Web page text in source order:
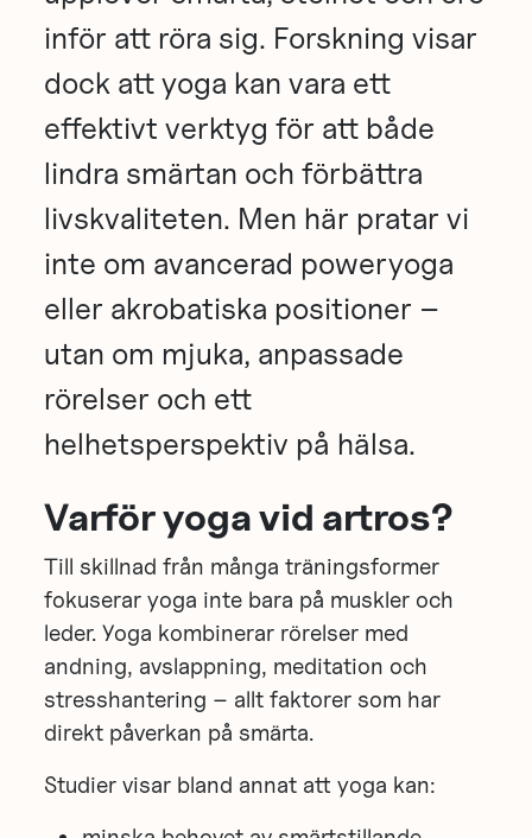
inför att röra sig. Forskning visar
dock att yoga kan vara ett
effektivt verktyg för att både
lindra smärtan och förbättra
livskvaliteten. Men här pratar vi
inte om avancerad poweryoga
eller akrobatiska positioner –
utan om mjuka, anpassade
rörelser och ett
helhetsperspektiv på hälsa.
Varför yoga vid artros?
Till skillnad från många träningsformer
fokuserar yoga inte bara på muskler och
leder. Yoga kombinerar rörelser med
andning, avslappning, meditation och
stresshantering – allt faktorer som har
direkt påverkan på smärta.
Studier visar bland annat att yoga kan: